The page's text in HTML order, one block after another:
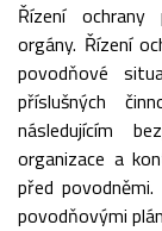
Řízení ochrany
orgány. Řízení
povodňové
příslušných
následujícím
organizace a
před
povodňovými